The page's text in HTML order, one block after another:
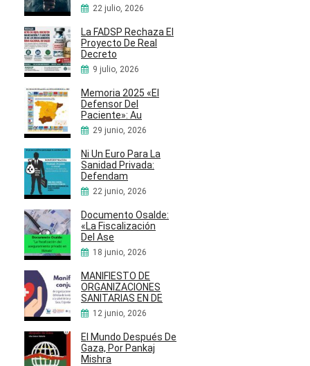
22 julio, 2026
La FADSP Rechaza El
Proyecto De Real
Decreto
9 julio, 2026
Memoria 2025 «El
Defensor Del
Paciente»: Au
29 junio, 2026
Ni Un Euro Para La
Sanidad Privada:
Defendam
22 junio, 2026
Documento Osalde:
«La Fiscalización
Del Ase
18 junio, 2026
MANIFIESTO DE
ORGANIZACIONES
SANITARIAS EN DE
12 junio, 2026
El Mundo Después De
Gaza, Por Pankaj
Mishra